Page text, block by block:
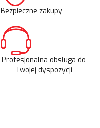
Bezpieczne zakupy
Profesjonalna obsługa do
Twojej dyspozycji